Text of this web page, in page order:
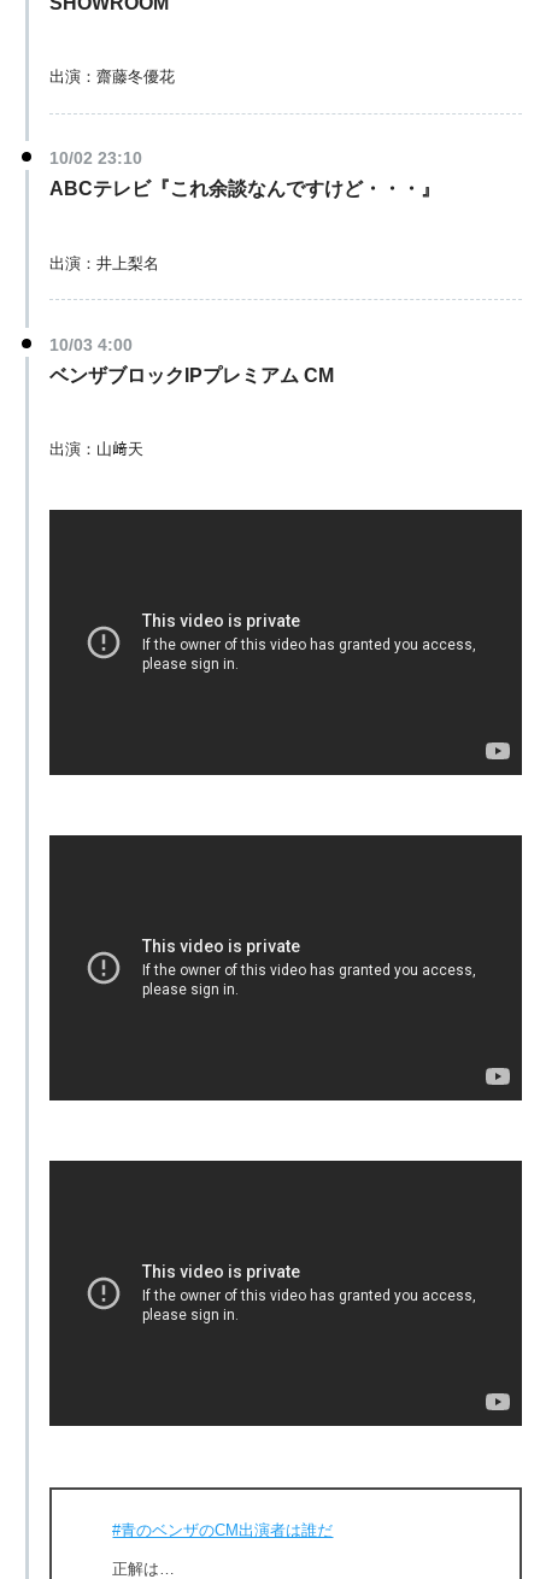
出演：齋藤冬優花
10/02 23:10
ABCテレビ『これ余談なんですけど・・・』
出演：井上梨名
10/03 4:00
ベンザブロックIPプレミアム CM
出演：山﨑天
#青のベンザのCM出演者は誰だ
正解は…